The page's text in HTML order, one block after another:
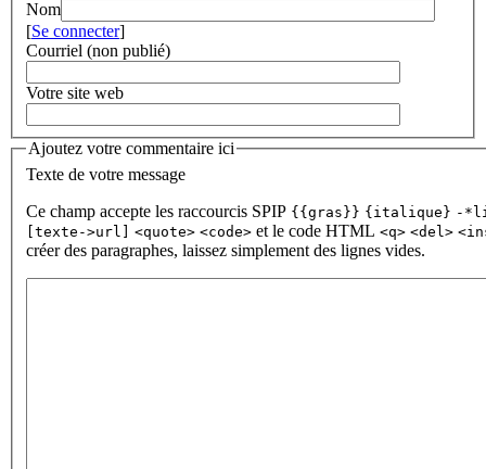
Nom
[Se connecter]
Courriel (non publié)
Votre site web
Ajoutez votre commentaire ici
Texte de votre message
Ce champ accepte les raccourcis SPIP {{gras}} {italique} -
[texte->url]
<quote> <code> et le code HTML <q> <del>
créer des paragraphes, laissez simplement des lignes vides.